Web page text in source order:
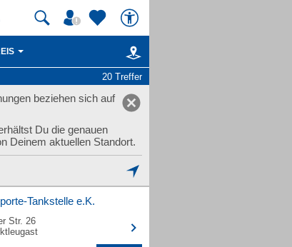
20 Treffer
beziehen sich auf
Du die genauen
Deinem aktuellen Standort.
Tankstelle e.K.
Str. 26